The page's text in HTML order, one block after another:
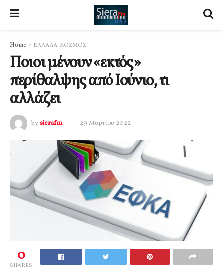
Home ΕΛΛΑΔΑ-ΚΟΣΜΟΣ
Ποιοι μένουν «εκτός»
περίθαλψης από Ιούνιο, τι
αλλάζει
by sierafm 29 Μαρτίου 2022
0
SHARES